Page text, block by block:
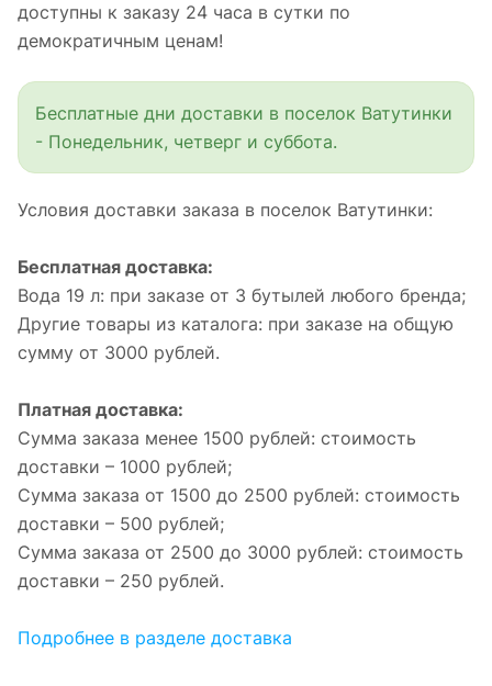
доступны к заказу 24 часа в сутки по
демократичным ценам!
Бесплатные дни доставки в поселок Ватутинки
- Понедельник, четверг и суббота.
Условия доставки заказа в поселок Ватутинки:
Бесплатная доставка:
Вода 19 л: при заказе от 3 бутылей любого бренда;
Другие товары из каталога: при заказе на общую
сумму от 3000 рублей.
Платная доставка:
Сумма заказа менее 1500 рублей: стоимость
доставки – 1000 рублей;
Сумма заказа от 1500 до 2500 рублей: стоимость
доставки – 500 рублей;
Сумма заказа от 2500 до 3000 рублей: стоимость
доставки – 250 рублей.
Подробнее в разделе доставка